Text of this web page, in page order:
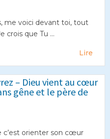
me voici devant toi, tout
crois que Tu ...
Lire
– Dieu vient au cœur
gêne et le père de
c’est orienter son cœur